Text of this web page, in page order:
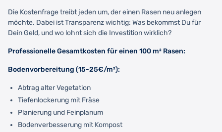
Die Kostenfrage treibt jeden um, der einen Rasen neu anlegen
möchte. Dabei ist Transparenz wichtig: Was bekommst Du für
Dein Geld, und wo lohnt sich die Investition wirklich?
Professionelle Gesamtkosten für einen 100 m² Rasen:
Bodenvorbereitung (15-25€/m²):
Abtrag alter Vegetation
Tiefenlockerung mit Fräse
Planierung und Feinplanum
Bodenverbesserung mit Kompost